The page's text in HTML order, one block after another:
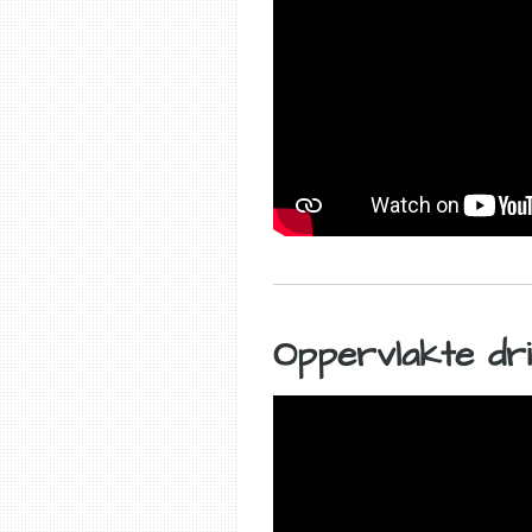
Oppervlakte